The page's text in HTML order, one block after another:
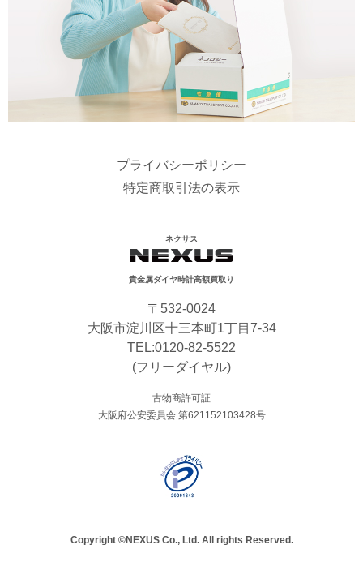
プライバシーポリシー
特定商取引法の表示
ネクサス
貴金属ダイヤ時計高額買取り
〒532-0024
大阪市淀川区十三本町1丁目7-34
TEL:0120-82-5522
(フリーダイヤル)
古物商許可証
大阪府公安委員会 第621152103428号
Copyright ©NEXUS Co., Ltd. All rights Reserved.